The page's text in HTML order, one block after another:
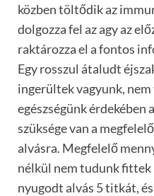
közben töltődik az
dolgozza fel az agy az
raktározza el a fontos
Egy rosszul átaludt
ingerültek vagyunk,
egészségünk érdekében
szüksége van a
alvásra. Megfelelő
nélkül nem tudunk fittek
nyugodt alvás 5 titkát,